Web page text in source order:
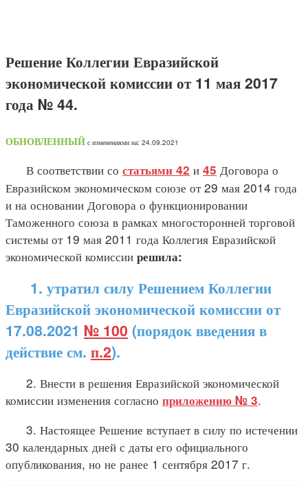
Решение Коллегии Евразийской
экономической комиссии от 11 мая 2017
года № 44.
ОБНОВЛЕННЫЙ с изменениями на: 24.09.2021
В соответствии со статьями 42 и 45 Договора о
Евразийском экономическом союзе от 29 мая 2014 года
и на основании Договора о функционировании
Таможенного союза в рамках многосторонней торговой
системы от 19 мая 2011 года Коллегия Евразийской
экономической комиссии решила:
1. утратил силу Решением Коллегии
Евразийской экономической комиссии от
17.08.2021 № 100 (порядок введения в
действие см. п.2).
2. Внести в решения Евразийской экономической
комиссии изменения согласно приложению № 3.
3. Настоящее Решение вступает в силу по истечении
30 календарных дней с даты его официального
опубликования, но не ранее 1 сентября 2017 г.